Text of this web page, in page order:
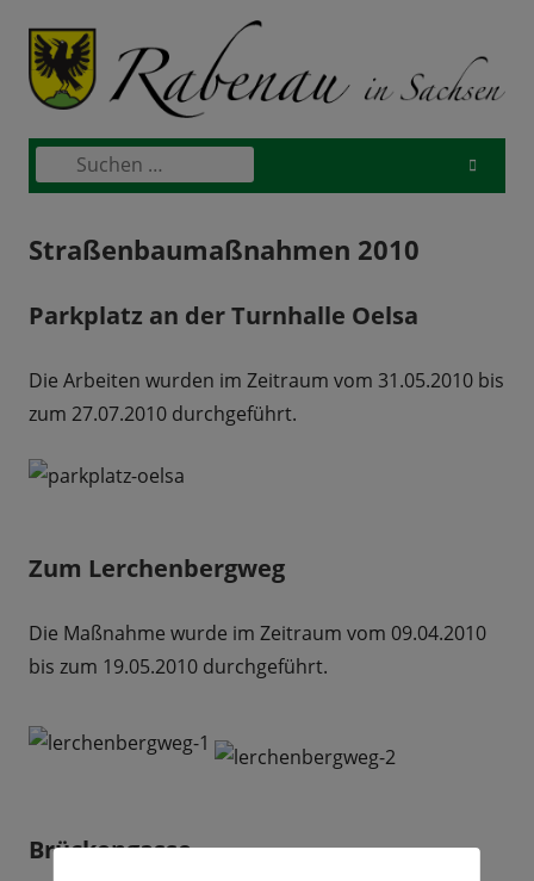
content
Primary
Suchen
nach:
Straßenbaumaßnahmen 2010
Parkplatz an der Turnhalle Oelsa
Die Arbeiten wurden im Zeitraum vom 31.05.2010 bis
zum 27.07.2010 durchgeführt.
Zum Lerchenbergweg
Die Maßnahme wurde im Zeitraum vom 09.04.2010
bis zum 19.05.2010 durchgeführt.
Brückengasse